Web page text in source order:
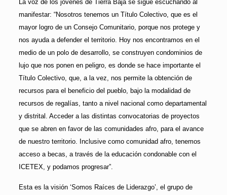
La voz de los jóvenes de Tierra Baja se sigue escuchando al
manifestar: “Nosotros tenemos un Título Colectivo, que es el
mayor logro de un Consejo Comunitario, porque nos protege y
nos ayuda a defender el territorio. Hoy nos encontramos en el
medio de un polo de desarrollo, se construyen condominios de
lujo que nos ponen en peligro, es donde se hace importante el
Título Colectivo, que, a la vez, nos permite la obtención de
recursos para el beneficio del pueblo, bajo la modalidad de
recursos de regalías, tanto a nivel nacional como departamental
y distrital. Acceder a las distintas convocatorias de proyectos
que se abren en favor de las comunidades afro, para el avance
de nuestro territorio. Inclusive como comunidad afro, tenemos
acceso a becas, a través de la educación condonable con el
ICETEX, y podamos progresar”.
Esta es la visión ‘Somos Raíces de Liderazgo’, el grupo de